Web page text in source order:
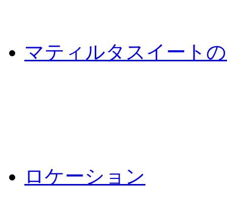
マティルタスイート
ロケーション